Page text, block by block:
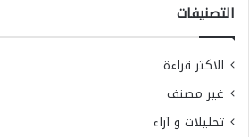
التصنيفات
الاكثر قراءة
غير مصنف
تحليلات و آراء